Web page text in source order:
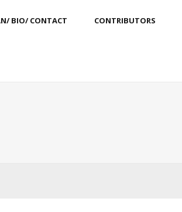
BIO/ CONTACT CONTRIBUTORS